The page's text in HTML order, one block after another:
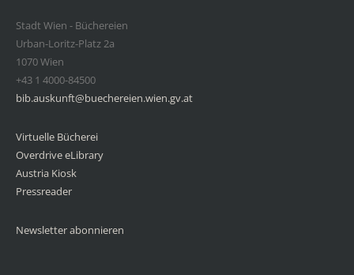
Stadt Wien - Büchereien
Urban-Loritz-Platz 2a
1070 Wien
+43 1 4000-84500
bib.auskunft@buechereien.wien.gv.at
Virtuelle Bücherei
Overdrive eLibrary
Austria Kiosk
Pressreader
Newsletter abonnieren